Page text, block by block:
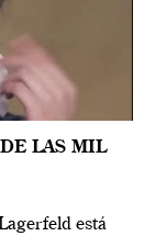
LAS MIL
está